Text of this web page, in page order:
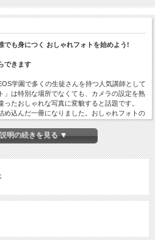
でも身につく おしゃれフォトを始めよう!
できます
学園で多くの生徒さんを持つ人気講師として
」は特別な場所でなくても、カメラの設定を熟
たおしゃれな写真に変貌すると話題です。
め込んだ一冊になりました。おしゃれフォトの
、明るさ、シャッタースピード、ホワイトバラ
おしゃれフォトの作例をもとに解説していき
写と表現力を理解しよう
る! 露出バランスでおしゃれに見せる
おしゃれに見せよう!
活用しよう! 露光時間でおしゃれに見せる
でおしゃれな雰囲気にしよう!
明の続きを見る ▼